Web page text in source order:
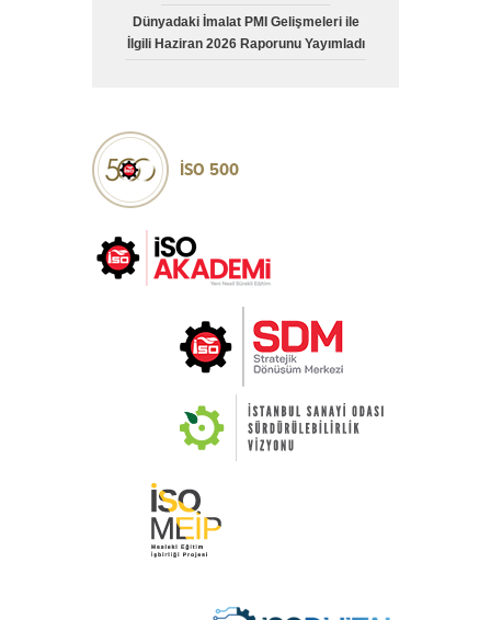
Dünyadaki İmalat PMI Gelişmeleri ile
İlgili Haziran 2026 Raporunu Yayımladı
İSO 500